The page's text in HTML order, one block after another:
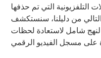
التلفزيونية التي تم حذفها
من دليلنا، سنستكشف
لنهج شامل لاستعادة لحظات